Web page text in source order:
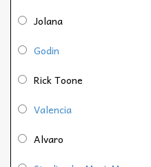
Jolana
Godin
Rick Toone
Valencia
Alvaro